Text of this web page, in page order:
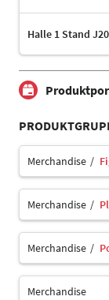
Halle 1 Stand
Merchandise
Merchandise
Merchandise
Merchandise